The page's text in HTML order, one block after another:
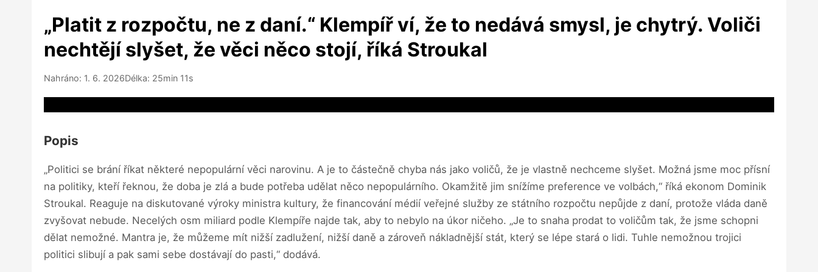
„Platit z rozpočtu, ne z daní.“ Klempíř ví, že to nedává smysl, je chytrý. Voliči
nechtějí slyšet, že věci něco stojí, říká Stroukal
Nahráno: 1. 6. 2026Délka: 25min 11s
Popis
„Politici se brání říkat některé nepopulární věci narovinu. A je to částečně chyba nás jako voličů, že je vlastně nechceme slyšet. Možná jsme moc přísní
na politiky, kteří řeknou, že doba je zlá a bude potřeba udělat něco nepopulárního. Okamžitě jim snížíme preference ve volbách,“ říká ekonom Dominik
Stroukal. Reaguje na diskutované výroky ministra kultury, že financování médií veřejné služby ze státního rozpočtu nepůjde z daní, protože vláda daně
zvyšovat nebude. Necelých osm miliard podle Klempíře najde tak, aby to nebylo na úkor ničeho. „Je to snaha prodat to voličům tak, že jsme schopni
dělat nemožné. Mantra je, že můžeme mít nižší zadlužení, nižší daně a zároveň nákladnější stát, který se lépe stará o lidi. Tuhle nemožnou trojici
politici slibují a pak sami sebe dostávají do pasti,“ dodává.